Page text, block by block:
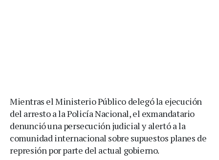
Mientras el Ministerio Público delegó la ejecución
del arresto a la Policía Nacional, el exmandatario
denunció una persecución judicial y alertó a la
comunidad internacional sobre supuestos planes de
represión por parte del actual gobierno.